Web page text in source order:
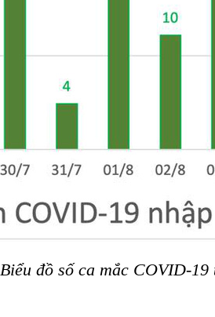
Biểu đồ số ca mắc COVID-